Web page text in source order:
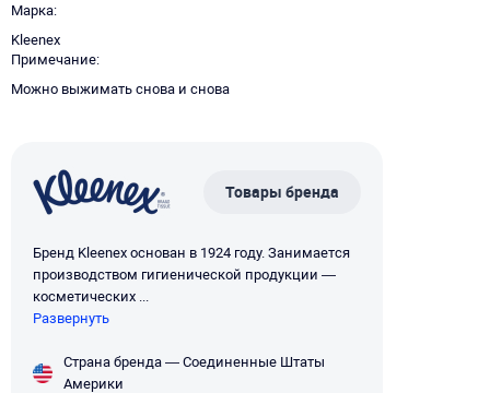
Марка
Kleenex
Примечание
Можно выжимать снова и снова
Товары бренда
Бренд Kleenex основан в 1924 году. Занимается
производством гигиенической продукции —
косметических ...
Развернуть
Страна бренда — Соединенные Штаты
Америки